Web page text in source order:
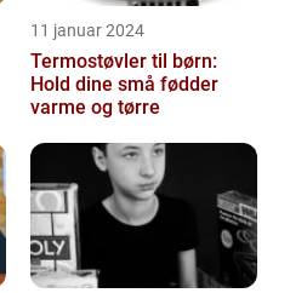
11 januar 2024
Termostøvler til børn:
Hold dine små fødder
varme og tørre